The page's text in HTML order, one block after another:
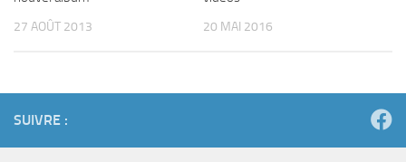
27 AOÛT 2013 20 MAI 2016
SUIVRE :